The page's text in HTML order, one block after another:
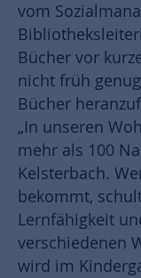
vom
Bücher vor
nicht früh
Bücher
„In unseren
mehr als 100
Kelsterbach.
bekommt,
Lernfähigkeit
verschiedenen
wird im